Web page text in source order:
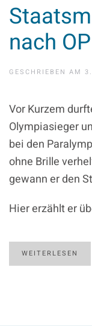
nach OP
GESCHRIEBEN AM
Vor Kurzem
Olympiasieger
bei den
ohne Brille
gewann er den
Hier erzählt er
WEITERLESEN